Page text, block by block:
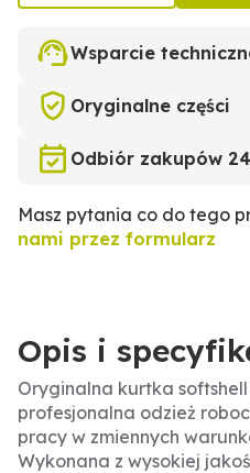
Wsparcie
Oryginalne części
Odbiór zakupów
Masz pytania co do tego
nami przez formularz
Opis i
Oryginalna kurtka softshell
profesjonalna odzież
pracy w zmiennych
Wykonana z wysokiej